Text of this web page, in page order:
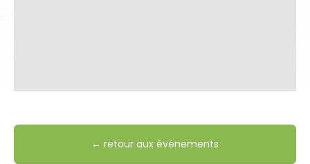
← retour aux événements